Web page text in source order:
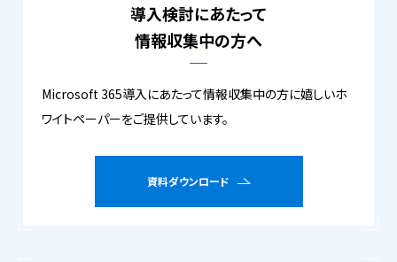
導入検討にあたって
情報収集中の方へ
Microsoft 365導入にあたって情報収集中の方に嬉しいホ
ワイトペーパーをご提供しています。
資料ダウンロード